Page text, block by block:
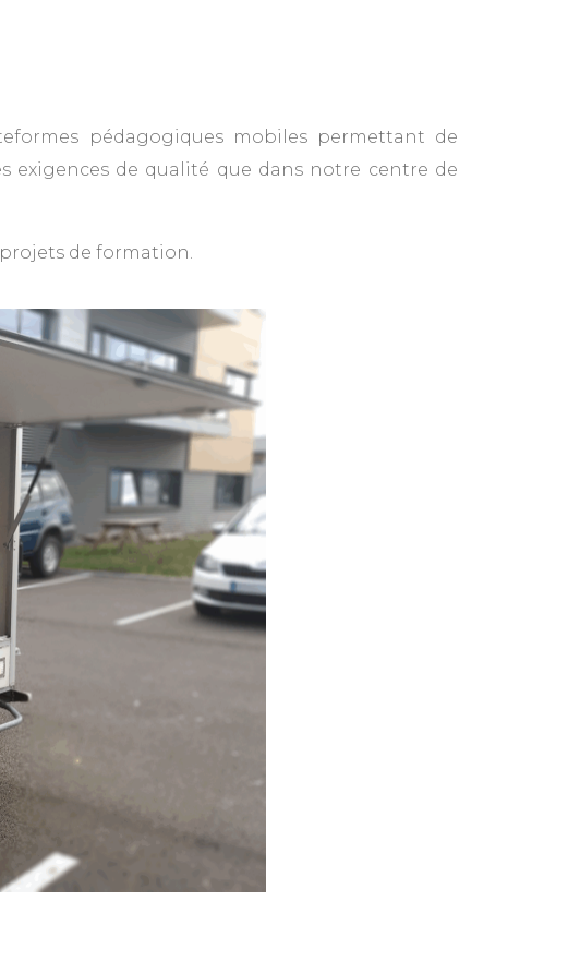
pédagogiques mobiles permettant de
exigences de qualité que dans notre centre de
de formation.